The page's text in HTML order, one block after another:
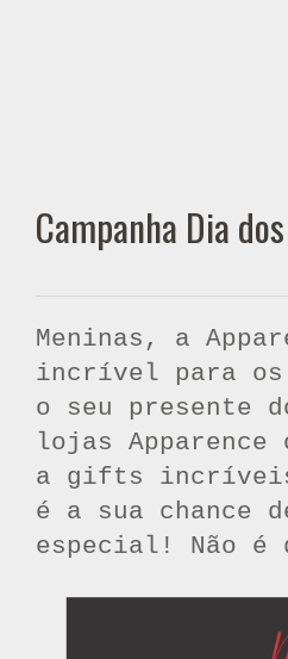
Campanha Dia
Meninas, a
incrível para os
o seu presente
lojas Apparence
a gifts
é a sua chance
especial! Não é